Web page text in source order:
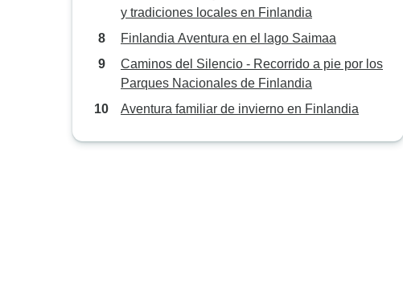
y tradiciones locales en Finlandia
Finlandia Aventura en el lago Saimaa
Caminos del Silencio - Recorrido a pie por los
Parques Nacionales de Finlandia
Aventura familiar de invierno en Finlandia